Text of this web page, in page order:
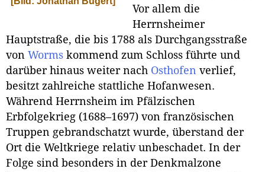
Vor allem die
Herrnsheimer
Hauptstraße, die bis 1788 als Durchgangsstraße
von Worms kommend zum Schloss führte und
darüber hinaus weiter nach Osthofen verlief,
besitzt zahlreiche stattliche Hofanwesen.
Während Herrnsheim im Pfälzischen
Erbfolgekrieg (1688–1697) von französischen
Truppen gebrandschatzt wurde, überstand der
Ort die Weltkriege relativ unbeschadet. In der
Folge sind besonders in der Denkmalzone